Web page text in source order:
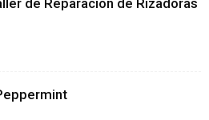
de Reparación de Rizadoras